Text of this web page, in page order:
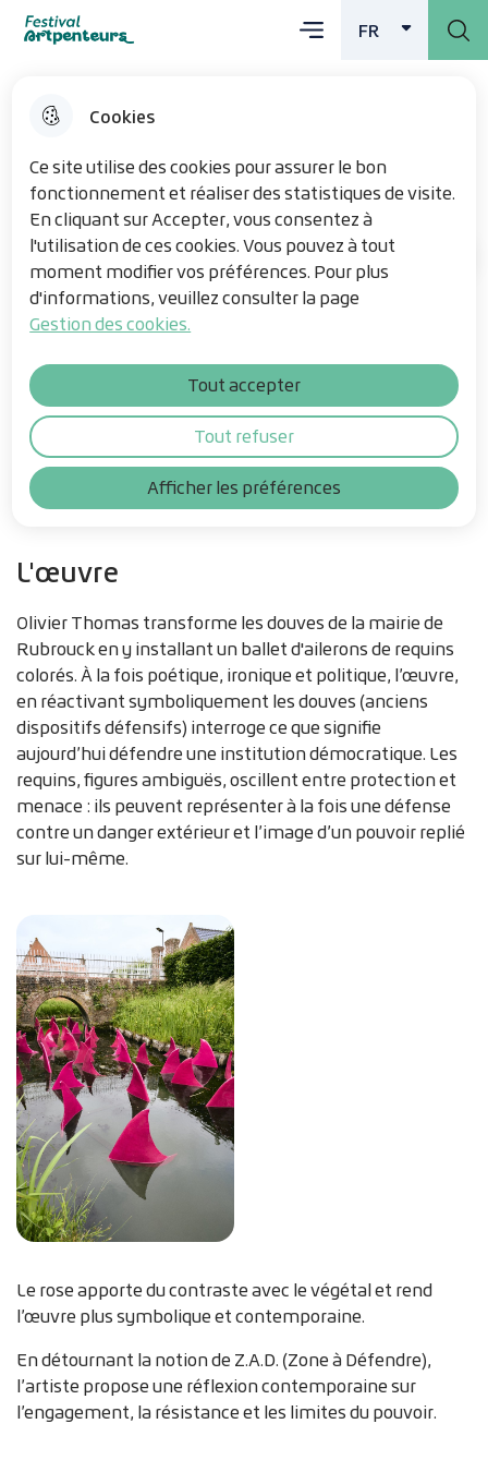
Cookies
Ce site utilise des cookies pour assurer le bon
fonctionnement et réaliser des statistiques de visite.
En cliquant sur Accepter, vous consentez à
l'utilisation de ces cookies. Vous pouvez à tout
moment modifier vos préférences. Pour plus
d'informations, veuillez consulter la page
Gestion des cookies.
Afficher les préférences
Tout accepter
Tout refuser
Aller
au
Aller au
contenu
Consulter
le plan du
Festival Artpenteurs FR
FRANÇAIS
Menu
Z.A.D Zone à Défendre
Accueil Les œuvres
Par Olivier Thomas, à la mairie
Rubrouck
L'œuvre
Olivier Thomas transforme les douves de la mairie de
Rubrouck en y installant un ballet d'ailerons de requins
colorés. À la fois poétique, ironique et politique, l’œuvre,
en réactivant symboliquement les douves (anciens
dispositifs défensifs) interroge ce que signifie
aujourd’hui défendre une institution démocratique. Les
requins, figures ambiguës, oscillent entre protection et
menace : ils peuvent représenter à la fois une défense
contre un danger extérieur et l’image d’un pouvoir replié
sur lui-même.
Zoom sur l'image
Le rose apporte du contraste avec le végétal et rend
l’œuvre plus symbolique et contemporaine.
En détournant la notion de Z.A.D. (Zone à Défendre),
l’artiste propose une réflexion contemporaine sur
l’engagement, la résistance et les limites du pouvoir.